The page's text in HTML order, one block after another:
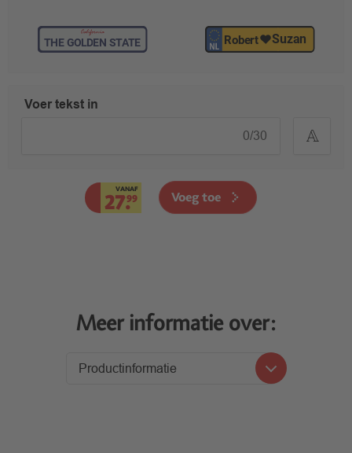
Voer tekst in
0/30
Voeg toe
VANAF
27.99
Meer informatie over:
Productinformatie